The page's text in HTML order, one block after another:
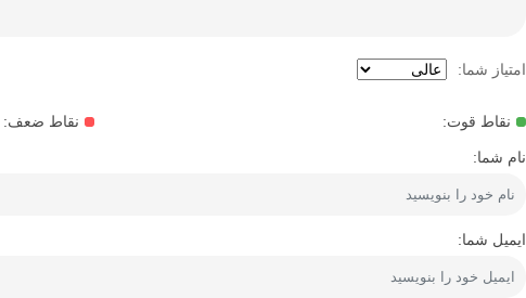
امتیاز شما:
نقاط قوت: نقاط ضعف:
نام شما:
ایمیل شما: